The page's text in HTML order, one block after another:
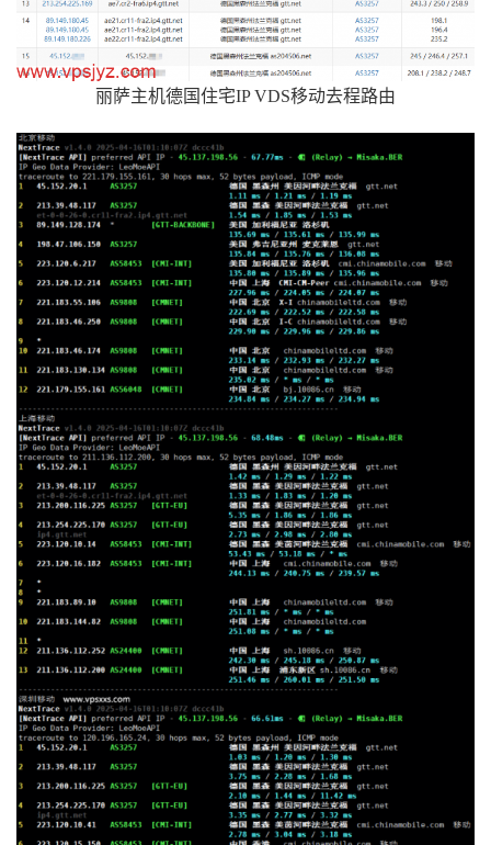
丽萨主机德国住宅IP VDS移动去程路由